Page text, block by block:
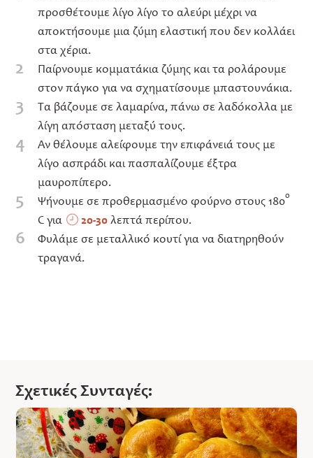
προσθέτουμε λίγο λίγο το αλεύρι μέχρι να
αποκτήσουμε μια ζύμη ελαστική που δεν κολλάει
στα χέρια.
2
Παίρνουμε κομματάκια ζύμης και τα ρολάρουμε
στον πάγκο για να σχηματίσουμε μπαστουνάκια.
3
Τα βάζουμε σε λαμαρίνα, πάνω σε λαδόκολλα με
λίγη απόσταση μεταξύ τους.
4
Αν θέλουμε αλείφουμε την επιφάνειά τους με
λίγο ασπράδι και πασπαλίζουμε έξτρα
μαυροπίπερο.
5 Ψήνουμε σε προθερμασμένο φούρνο στους 180ο
C για 20-30λεπτά περίπου.
6
Φυλάμε σε μεταλλικό κουτί για να διατηρηθούν
τραγανά.
Σχετικές Συνταγές: